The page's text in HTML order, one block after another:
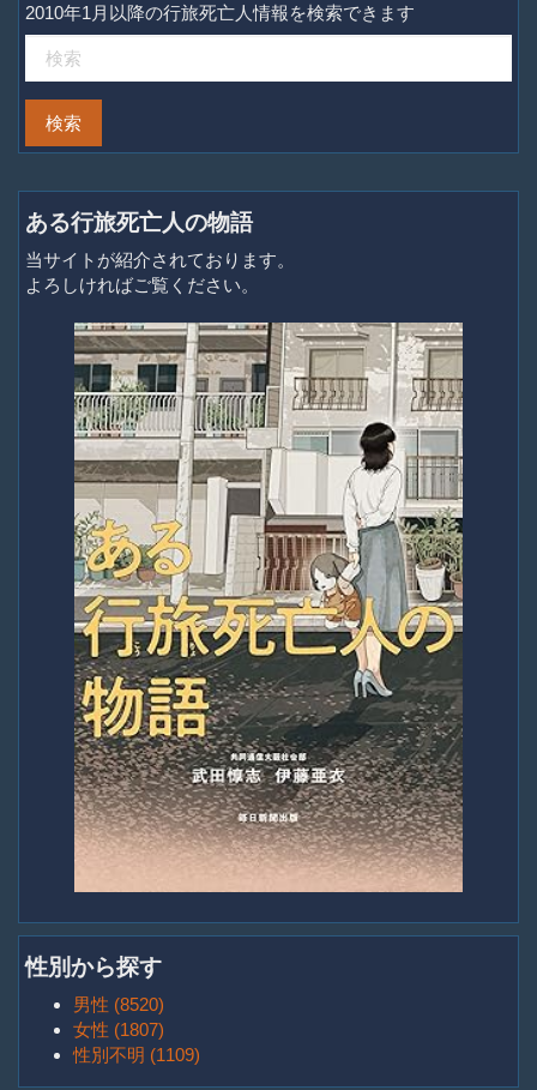
2010年1月以降の行旅死亡人情報を検索できます
ある行旅死亡人の物語
当サイトが紹介されております。
よろしければご覧ください。
性別から探す
男性 (8520)
女性 (1807)
性別不明 (1109)